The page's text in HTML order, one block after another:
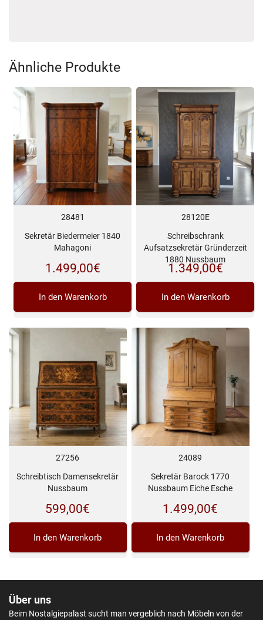
Ähnliche Produkte
28481
Sekretär Biedermeier 1840
Mahagoni
1.499,00€
In den Warenkorb
28120E
Schreibschrank
Aufsatzsekretär Gründerzeit
1880 Nussbaum
1.349,00€
In den Warenkorb
27256
Schreibtisch Damensekretär
Nussbaum
599,00€
In den Warenkorb
24089
Sekretär Barock 1770
Nussbaum Eiche Esche
1.499,00€
In den Warenkorb
Über uns
Beim Nostalgiepalast sucht man vergeblich nach Möbeln von der